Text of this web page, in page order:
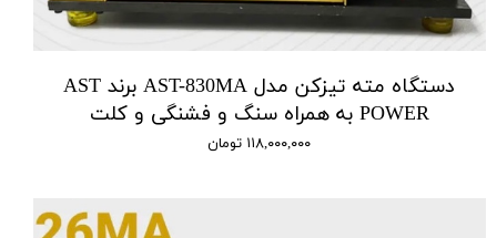
دستگاه مته تیزکن مدل AST-830MA برند AST
POWER به همراه سنگ و فشنگی و کلت
۱۱۸,۰۰۰,۰۰۰ تومان